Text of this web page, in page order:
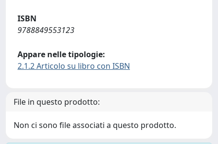
ISBN
9788849553123
Appare nelle tipologie:
2.1.2 Articolo su libro con ISBN
File in questo prodotto:
Non ci sono file associati a questo prodotto.